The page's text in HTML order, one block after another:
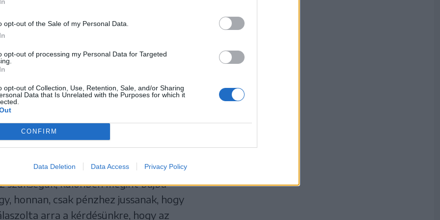
opt-out of the Sale of my Personal Data.
opt-out of processing my Personal Data for Targeted
opt-out of Collection, Use, Retention, Sale, and/or Sharing
Data that Is Unrelated with the Purposes for which it
CONFIRM
Data Deletion Data Access Privacy Policy
egy részére futja az intézmény
élelmezési költségeire még maradt
költségek, amelyeket már nem tudtak
Zoltán.
az intézménynek ahhoz, hogy év
költségeket. Egy hónapon belül újabb
szükségük, különben megint bajba
honnan, csak pénzhez jussanak, hogy
arra a kérdésünkre, hogy az